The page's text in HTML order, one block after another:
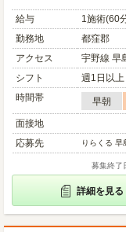
給与
1施術(60
勤務地
都窪郡
アクセス
宇野線 早
シフト
週1日以
時間帯
早朝
面接地
応募先
りらくる 早
募集終了
詳細を見る